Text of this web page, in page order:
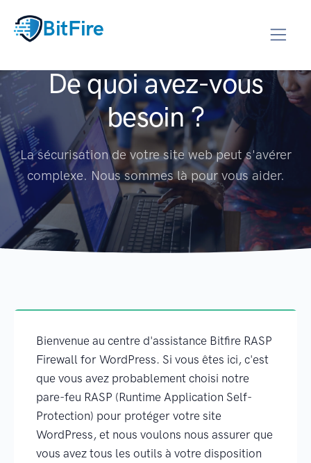
BitFire
De quoi avez-vous
besoin ?
La sécurisation de votre site web peut s'avérer
complexe. Nous sommes là pour vous aider.
Bienvenue au centre d'assistance Bitfire RASP
Firewall for WordPress. Si vous êtes ici, c'est
que vous avez probablement choisi notre
pare-feu RASP (Runtime Application Self-
Protection) pour protéger votre site
WordPress, et nous voulons nous assurer que
vous avez tous les outils à votre disposition